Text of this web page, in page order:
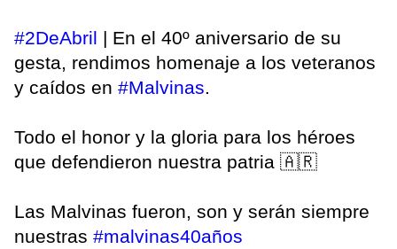
#2DeAbril | En el 40º aniversario de su
gesta, rendimos homenaje a los veteranos
y caídos en #Malvinas.
Todo el honor y la gloria para los héroes
que defendieron nuestra patria 🇦🇷
Las Malvinas fueron, son y serán siempre
nuestras #malvinas40años